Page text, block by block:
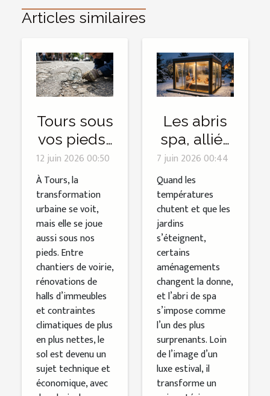
Articles similaires
Tours sous
vos pieds :
immersion
avec un
spécialiste
du sol à la
loupe
12 juin 2026 00:50
À Tours, la
transformation
urbaine se voit,
mais elle se joue
aussi sous nos
pieds. Entre
chantiers de voirie,
rénovations de
halls d’immeubles
et contraintes
climatiques de plus
en plus nettes, le
sol est devenu un
sujet technique et
économique, avec
Les abris
spa, alliés
inattendus
des
soirées
d’hiver
dans le
jardin
7 juin 2026 00:44
Quand les
températures
chutent et que les
jardins
s’éteignent,
certains
aménagements
changent la donne,
et l’abri de spa
s’impose comme
l’un des plus
surprenants. Loin
de l’image d’un
luxe estival, il
transforme un